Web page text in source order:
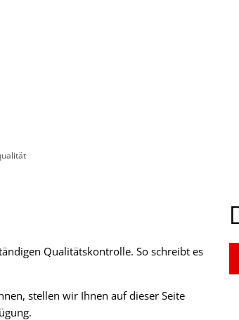
Qualitätskontrolle. So schreibt es
stellen wir Ihnen auf dieser Seite